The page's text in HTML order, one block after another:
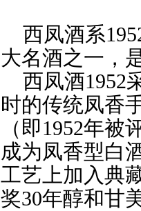
西凤酒系
大名酒之一，
西凤酒1952
时的传统凤香
（即1952年
成为凤香型白
工艺上加入典
奖30年醇和甘